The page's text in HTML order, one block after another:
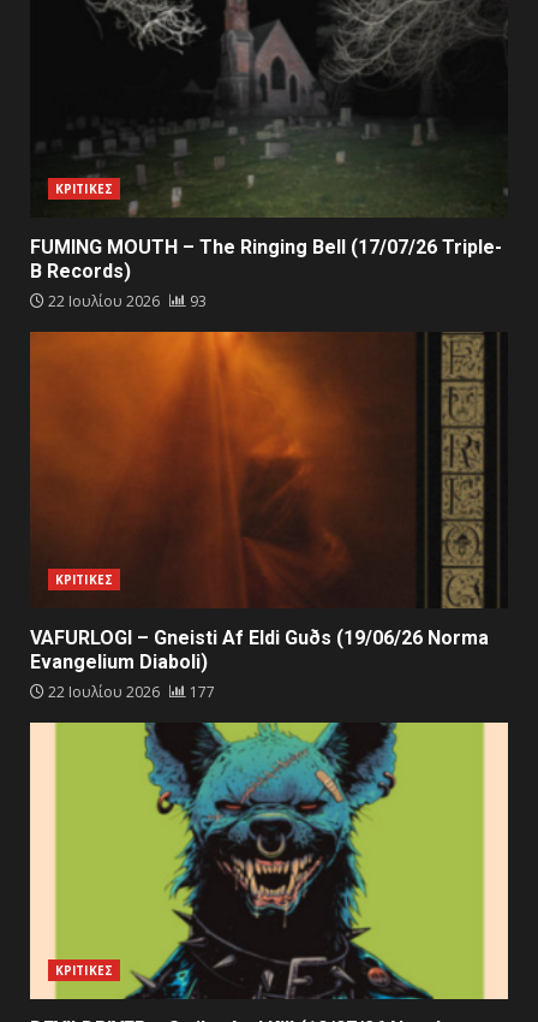
ΚΡΙΤΙΚΕΣ
FUMING MOUTH – The Ringing Bell (17/07/26 Triple-
B Records)
22 Ιουλίου 2026 93
ΚΡΙΤΙΚΕΣ
VAFURLOGI – Gneisti Af Eldi Guðs (19/06/26 Norma
Evangelium Diaboli)
22 Ιουλίου 2026 177
ΚΡΙΤΙΚΕΣ